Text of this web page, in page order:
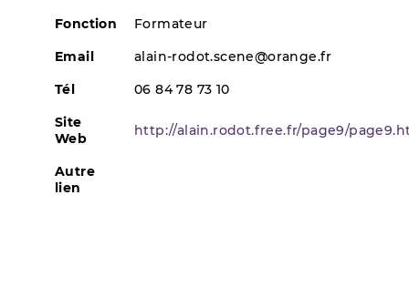
Fonction
Formateur
Email
alain-rodot.scene@orange.fr
Tél
06 84 78 73 10
Site
Web
http://alain.rodot.free.fr/page9/
Autre
lien